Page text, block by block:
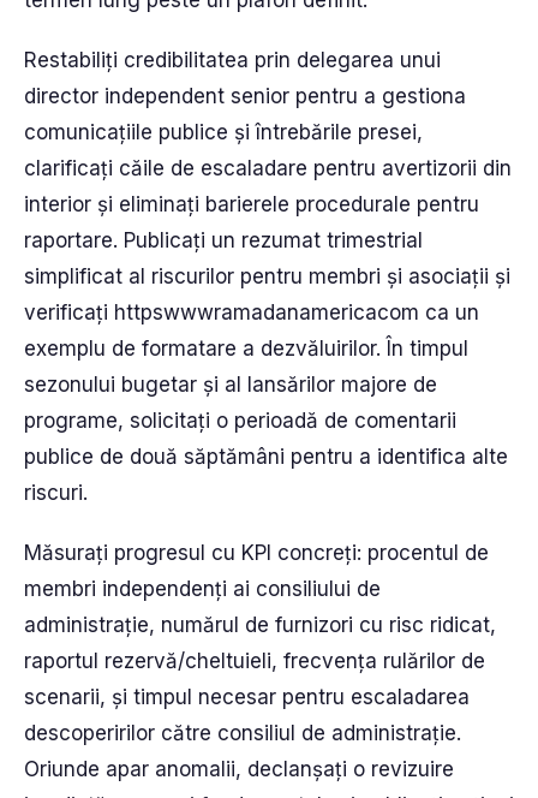
Restabiliți credibilitatea prin delegarea unui
director independent senior pentru a gestiona
comunicațiile publice și întrebările presei,
clarificați căile de escaladare pentru avertizorii din
interior și eliminați barierele procedurale pentru
raportare. Publicați un rezumat trimestrial
simplificat al riscurilor pentru membri și asociații și
verificați httpswwwramadanamericacom ca un
exemplu de formatare a dezvăluirilor. În timpul
sezonului bugetar și al lansărilor majore de
programe, solicitați o perioadă de comentarii
publice de două săptămâni pentru a identifica alte
riscuri.
Măsurați progresul cu KPI concreți: procentul de
membri independenți ai consiliului de
administrație, numărul de furnizori cu risc ridicat,
raportul rezervă/cheltuieli, frecvența rulărilor de
scenarii, și timpul necesar pentru escaladarea
descoperirilor către consiliul de administrație.
Oriunde apar anomalii, declanșați o revizuire